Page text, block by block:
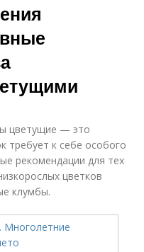
цветущие — это
требует к себе особого
рекомендации для тех
цветков
клумбы.